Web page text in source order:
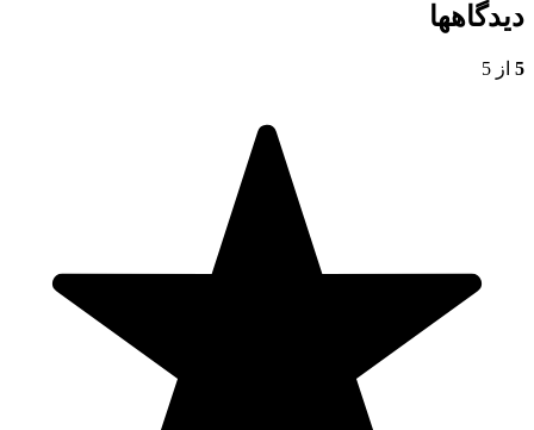
دیدگاهها
5 از 5